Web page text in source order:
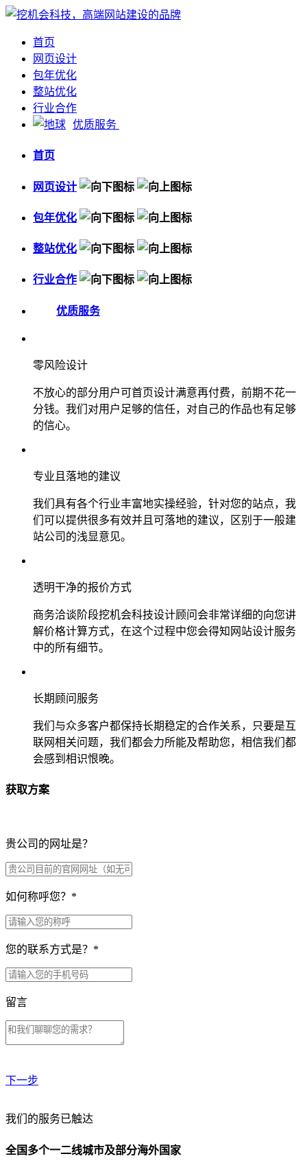
首页
网页设计
包年优化
整站优化
行业合作
优质服务
首页
网页设计
包年优化
整站优化
行业合作
优质服务
零风险设计
不放心的部分用户可首页设计满意再付费，前期不花一
分钱。我们对用户足够的信任，对自己的作品也有足够
的信心。
专业且落地的建议
我们具有各个行业丰富地实操经验，针对您的站点，我
们可以提供很多有效并且可落地的建议，区别于一般建
站公司的浅显意见。
透明干净的报价方式
商务洽谈阶段挖机会科技设计顾问会非常详细的向您讲
解价格计算方式，在这个过程中您会得知网站设计服务
中的所有细节。
长期顾问服务
我们与众多客户都保持长期稳定的合作关系，只要是互
联网相关问题，我们都会力所能及帮助您，相信我们都
会感到相识恨晚。
获取方案
贵公司的网址是？
如何称呼您？ *
您的联系方式是？ *
留言
下一步
贵公司预算范围是？
我们的服务已触达
全国多个一二线城市及部分海外国家